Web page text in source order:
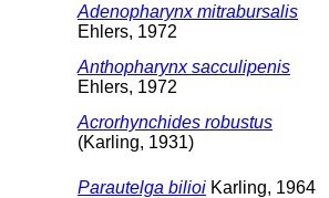
Adenopharynx mitrabursalis
Ehlers, 1972
Anthopharynx sacculipenis
Ehlers, 1972
Acrorhynchides robustus
(Karling, 1931)
Parautelga bilioi Karling, 1964